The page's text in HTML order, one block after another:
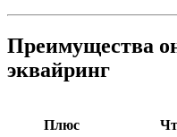
Преимущества
эквайринг
Плюс